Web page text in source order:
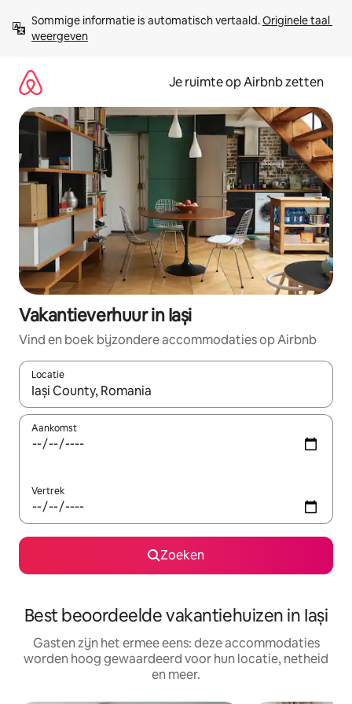
direct
naar
Sommige informatie is automatisch vertaald. Originele taal
weergeven
Je ruimte op Airbnb zetten
Vakantieverhuur in Iași
Vind en boek bijzondere accommodaties op Airbnb
Locatie
Wanneer er suggesties beschikbaar zijn, maak je een keuze
Aankomst
Vertrek
Zoeken
Best beoordeelde vakantiehuizen in Iași
Gasten zijn het ermee eens: deze accommodaties
worden hoog gewaardeerd voor hun locatie, netheid
en meer.